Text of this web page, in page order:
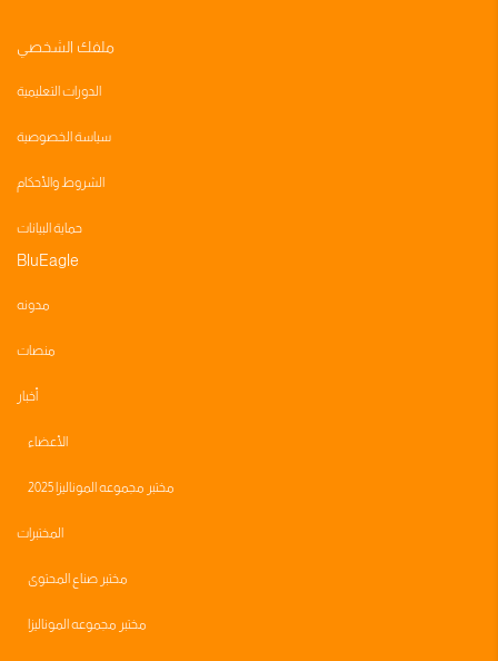
ملفك الشخصي
الدورات التعليمية
سياسة الخصوصية
الشروط والأحكام
حماية البيانات
BluEagle
مدونه
منصات
أخبار
الأعضاء
مختبر مجموعه الموناليزا 2025
المختبرات
مختبر صناع المحتوى
مختبر مجموعه الموناليزا